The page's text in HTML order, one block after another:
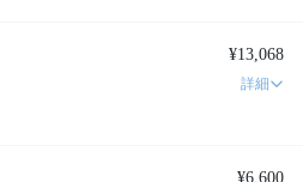
¥13,068
詳細
¥6,600